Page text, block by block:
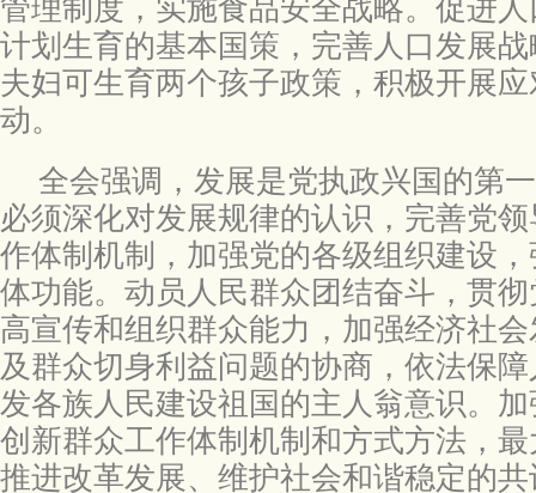
管理制度，实施食品安全战略。促进
计划生育的基本国策，完善人口发展
夫妇可生育两个孩子政策，积极开展
动。
全会强调，发展是党执政兴国的第
必须深化对发展规律的认识，完善党
作体制机制，加强党的各级组织建设
体功能。动员人民群众团结奋斗，贯
高宣传和组织群众能力，加强经济社
及群众切身利益问题的协商，依法保
发各族人民建设祖国的主人翁意识。
创新群众工作体制机制和方式方法，
推进改革发展、维护社会和谐稳定的